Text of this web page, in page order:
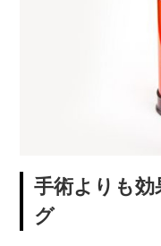
手術よりも
グ